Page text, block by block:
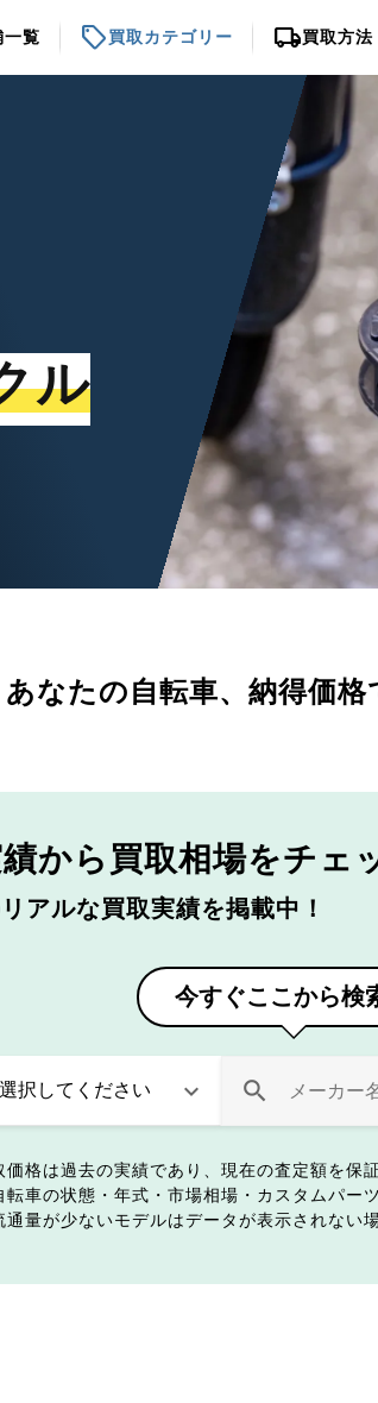
一覧 sell買取カテゴリー local_shipping買取方法
ル
あなたの自転車、 納得価格
から 買取相場をチェ
アルな買取実績を掲載中！
今すぐここから検
格は過去の実績であり、現在の査定額を保
転車の状態・年式・市場相場・カスタムパー
量が少ないモデルはデータが表示されない